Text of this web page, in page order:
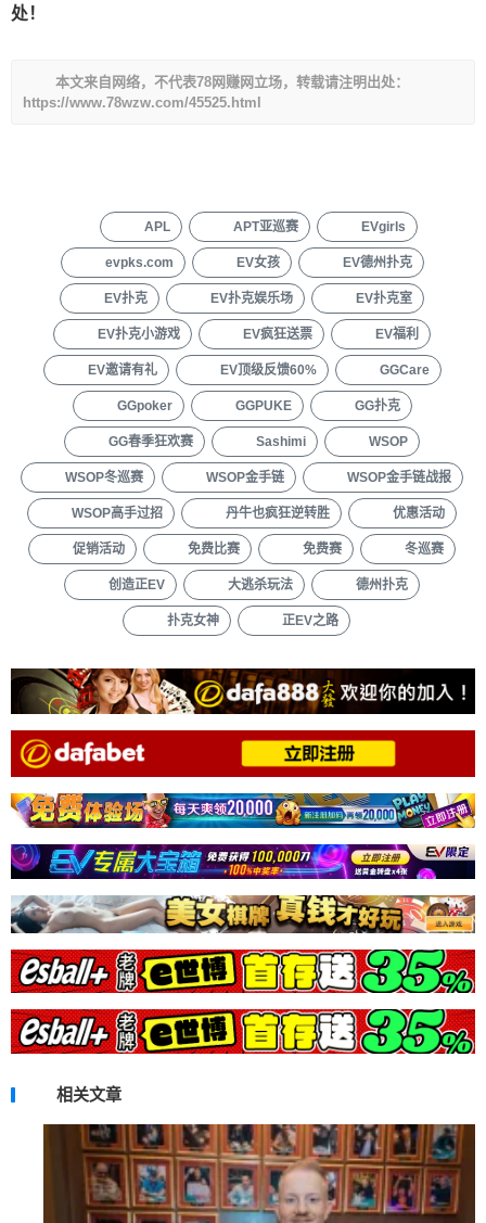
处！
本文来自网络，不代表78网赚网立场，转载请注明出处：
https://www.78wzw.com/45525.html
APL APT亚巡赛 EVgirls
evpks.com EV女孩 EV德州扑克
EV扑克 EV扑克娱乐场 EV扑克室
EV扑克小游戏 EV疯狂送票 EV福利
EV邀请有礼 EV顶级反馈60% GGCare
GGpoker GGPUKE GG扑克
GG春季狂欢赛 Sashimi WSOP
WSOP冬巡赛 WSOP金手链 WSOP金手链战报
WSOP高手过招 丹牛也疯狂逆转胜 优惠活动
促销活动 免费比赛 免费赛 冬巡赛
创造正EV 大逃杀玩法 德州扑克
扑克女神 正EV之路
相关文章